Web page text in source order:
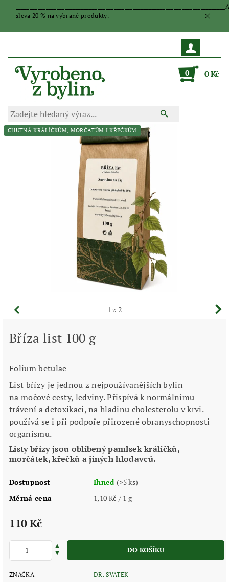
sleva 20 % na vybrané produkty.
0 0 Kč
CHUTNÁ KRÁLÍČKŮM, MORČATŮM I KŘEČKŮM
1 z 2
Bříza list 100 g
Folium betulae
List břízy je jednou z nejpoužívanějších bylin
na močové cesty, ledviny. Přispívá k normálnímu
trávení a detoxikaci, na hladinu cholesterolu v krvi.
používá se i při podpoře přirozené obranyschopnosti
organismu.
Listy břízy jsou oblíbený pamlsek králíčků,
morčátek, křečků a jiných hlodavců.
Dostupnost Ihned(>5 ks)
Měrná cena
1,10 Kč / 1 g
110 Kč
ZNAČKA
DR. SVATEK